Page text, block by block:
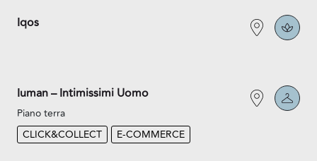
Iqos
Iuman – Intimissimi Uomo
Piano terra
CLICK&COLLECT
E-COMMERCE